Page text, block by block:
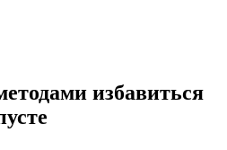
избавиться